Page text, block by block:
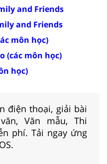
and Friends
and Friends
môn học)
(các môn học)
học)
điện thoại, giải bài
Văn mẫu, Thi
phí. Tải ngay ứng